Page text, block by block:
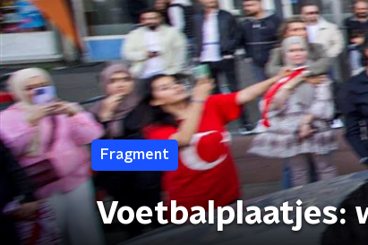
Fragment
Voetbalplaatjes: